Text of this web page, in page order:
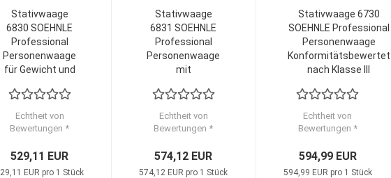
Stativwaage
6830 SOEHNLE
Professional
Personenwaage
für Gewicht und
Echtheit von
Bewertungen *
529,11 EUR
EUR pro 1 Stück
Stativwaage
6831 SOEHNLE
Professional
Personenwaage
mit
Echtheit von
Bewertungen *
574,12 EUR
574,12 EUR pro 1 Stück
Stativwaage 6730
SOEHNLE Professional
Personenwaage
Konformitätsbewertet
nach Klasse III
Echtheit von
Bewertungen *
594,99 EUR
594,99 EUR pro 1 Stück